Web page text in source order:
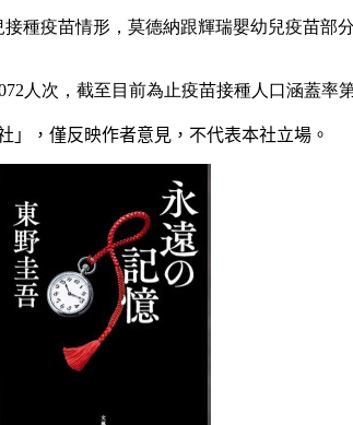
種疫苗情形，莫德納跟輝瑞嬰幼兒疫苗部
人次，截至目前為止疫苗接種人口涵蓋率
」 ，僅反映作者意見，不代表本社立場。